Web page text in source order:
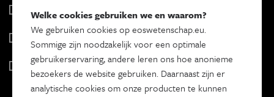
Tracé
Psyche & brein
Tweewekelijks
Iedereen wetenschapper
Maandelijks
Welke cookies gebruiken we en waarom?
We gebruiken cookies op eoswetenschap.eu.
Sommige zijn noodzakelijk voor een optimale
gebruikerservaring, andere leren ons hoe anonieme
bezoekers de website gebruiken. Daarnaast zijn er
analytische cookies om onze producten te kunnen